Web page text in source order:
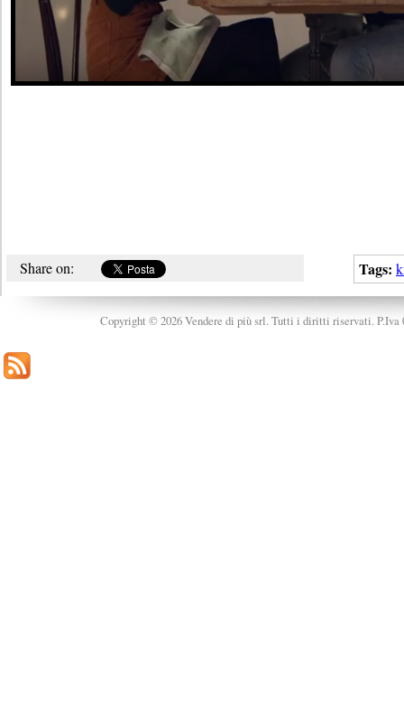
Tags:
Share on:
Copyright © 2026 Vendere di più srl. Tutti i diritti riservati. P.Iva